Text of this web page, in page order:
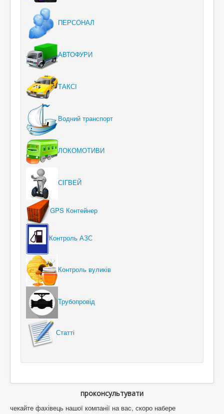
ПЕРСОНАЛ
АВТОФУРИ
ТАКСІ
Водний транспорт
ЛОКОМОТИВИ
СІГВЕЙ
GPS Контейнер
Контроль АЗС
Контроль вуликів
Трубопровід
Статті
проконсультувати
чекайте фахівець нашої компанії на вас, скоро набере